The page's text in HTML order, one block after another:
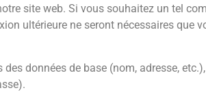
site web. Si vous souhaitez un tel
ultérieure ne seront nécessaires
données de base (nom, adresse,